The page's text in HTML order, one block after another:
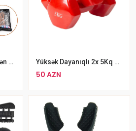
Atlanma İpi Tenzimlənən Fitness Gimnastika Atlanma İpi Pirqilka Yüksək Dayanıqlı 2x 5Kq SWEAT Kauçuk Örtüklü Qantel Dəsti Toplam Ağırlıq 10kq
50 AZN